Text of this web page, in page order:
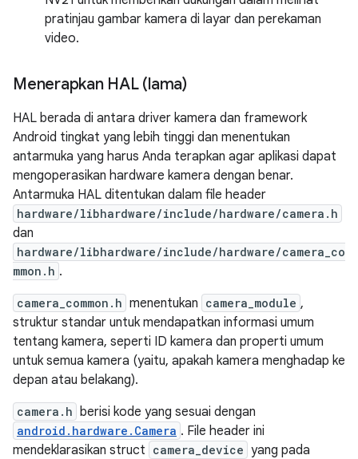
pratinjau gambar kamera di layar dan perekaman
video.
Menerapkan HAL (lama)
HAL berada di antara driver kamera dan framework
Android tingkat yang lebih tinggi dan menentukan
antarmuka yang harus Anda terapkan agar aplikasi dapat
mengoperasikan hardware kamera dengan benar.
Antarmuka HAL ditentukan dalam file header
hardware/libhardware/include/hardware/camera.h
dan
hardware/libhardware/include/hardware/camera_co
mmon.h .
camera_common.h menentukan camera_module ,
struktur standar untuk mendapatkan informasi umum
tentang kamera, seperti ID kamera dan properti umum
untuk semua kamera (yaitu, apakah kamera menghadap ke
depan atau belakang).
camera.h berisi kode yang sesuai dengan
android.hardware.Camera . File header ini
mendeklarasikan struct camera_device yang pada